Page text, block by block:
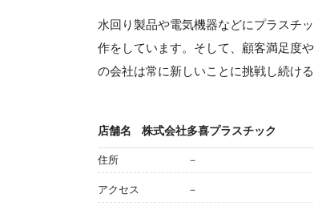
水回り製品や電気機器などにプラスチ
作をしています。そして、顧客満足度
の会社は常に新しいことに挑戦し続け
店舗名 株式会社多喜プラスチック
住所 －
アクセス －